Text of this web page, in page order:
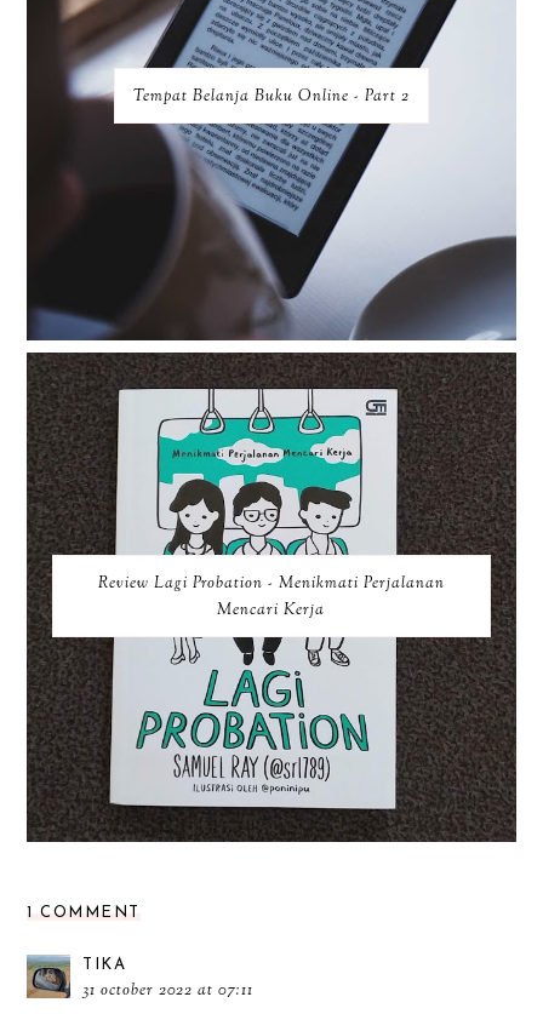
Tempat Belanja Buku Online - Part 2
Review Lagi Probation - Menikmati Perjalanan
Mencari Kerja
1 COMMENT
TIKA
31 october 2022 at 07:11